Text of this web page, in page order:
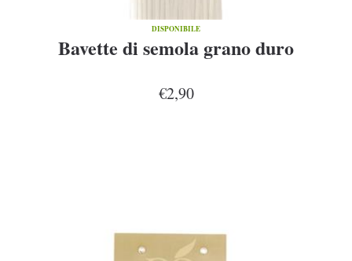
DISPONIBILE
Bavette di semola grano duro
€2,90